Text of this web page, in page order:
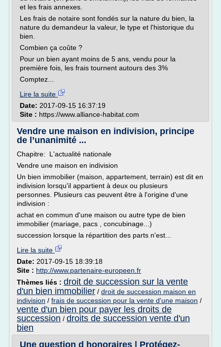
et les frais annexes.
Les frais de notaire sont fondés sur la nature du bien, la
nature du demandeur la valeur, le type et l'historique du
bien.
Combien ça coûte ?
Pour un bien ayant moins de 5 ans, vendu pour la
première fois, les frais tournent autours des 3%
Comptez...
Lire la suite
Date: 2017-09-15 16:37:19
Site : https://www.alliance-habitat.com
Vendre une maison en indivision, principe
de l’unanimité ...
Chapitre: L'actualité nationale
Vendre une maison en indivision
Un bien immobilier (maison, appartement, terrain) est dit en
indivision lorsqu'il appartient à deux ou plusieurs
personnes. Plusieurs cas peuvent être à l'origine d'une
indivision :
achat en commun d'une maison ou autre type de bien
immobilier (mariage, pacs , concubinage...)
succession lorsque la répartition des parts n'est...
Lire la suite
Date: 2017-09-15 18:39:18
Site : http://www.partenaire-europeen.fr
Thèmes liés : droit de succession sur la vente
d'un bien immobilier / droit de succession maison en
indivision / frais de succession pour la vente d'une maison /
vente d'un bien pour payer les droits de
succession / droits de succession vente d'un
bien
Une question d honoraires | Protégez-